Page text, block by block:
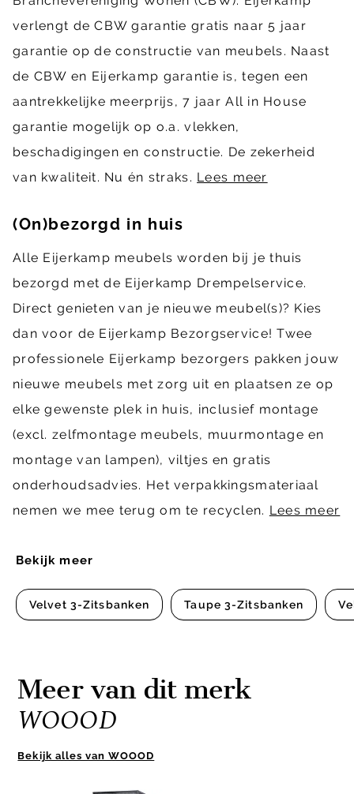
Bekijk meer
Velvet 3-Zitsbanken Taupe 3-Zitsbanken
verlengt de CBW garantie gratis naar 5 jaar
garantie op de constructie van meubels. Naast
de CBW en Eijerkamp garantie is, tegen een
aantrekkelijke meerprijs, 7 jaar All in House
garantie mogelijk op o.a. vlekken,
beschadigingen en constructie. De zekerheid
van kwaliteit. Nu én straks. Lees meer
(On)bezorgd in huis
Alle Eijerkamp meubels worden bij je thuis
bezorgd met de Eijerkamp Drempelservice.
Direct genieten van je nieuwe meubel(s)? Kies
dan voor de Eijerkamp Bezorgservice! Twee
professionele Eijerkamp bezorgers pakken jouw
nieuwe meubels met zorg uit en plaatsen ze op
elke gewenste plek in huis, inclusief montage
(excl. zelfmontage meubels, muurmontage en
montage van lampen), viltjes en gratis
onderhoudsadvies. Het verpakkingsmateriaal
nemen we mee terug om te recyclen. Lees meer
Meer van dit merk
WOOOD
Bekijk alles van WOOOD